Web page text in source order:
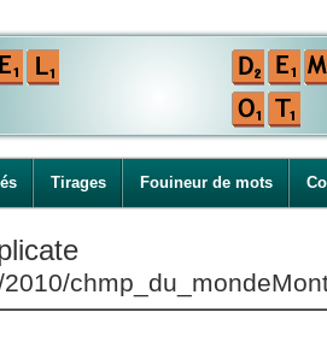
Tirages Fouineur de mots